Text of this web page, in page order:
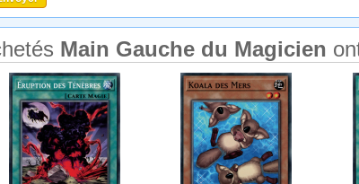
Main Gauche du Magicien